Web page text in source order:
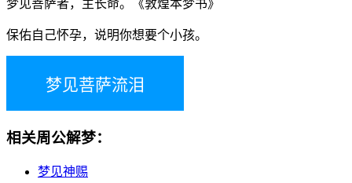
梦见菩萨者，主长命。《敦煌本梦书》
保佑自己怀孕，说明你想要个小孩。
梦见菩萨流泪
相关周公解梦：
梦见神赐